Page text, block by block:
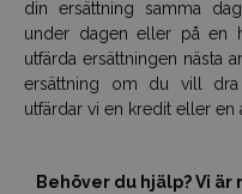
din ersättning samma
under dagen eller på en
utfärda ersättningen nästa
ersättning om du vill
utfärdar vi en kredit eller en
Behöver du hjälp? Vi